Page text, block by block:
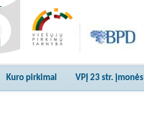
Kuro pirkimai VPĮ 23 str. įmonės